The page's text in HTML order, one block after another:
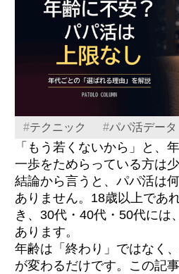
#テクニック #パパ活データ
「もう若くないから」と、
一歩をためらっている方は
結論から言うと、パパ活は
ありません。18歳以上であ
き、30代・40代・50代には
あります。
年齢は「終わり」ではなく
が変わるだけです。この記